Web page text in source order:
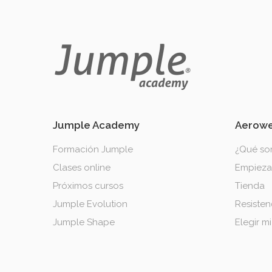
Jumple Academy
Formación Jumple
Clases online
Próximos cursos
Jumple Evolution
Jumple Shape
¿Qué
Tienda
Elegir